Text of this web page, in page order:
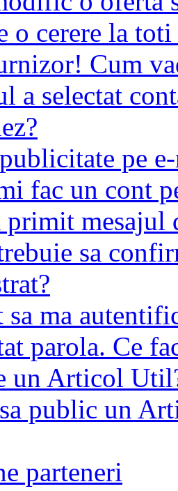
o cerere la
Cum
a selectat
pe
fac un cont
primit mesajul
sa
sa ma
parola. Ce
un Articol
public un
parteneri